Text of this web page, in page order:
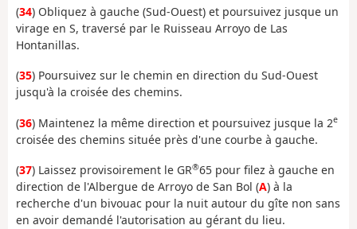
(34) Obliquez à gauche (Sud-Ouest) et poursuivez jusque un
virage en S, traversé par le Ruisseau Arroyo de Las
Hontanillas.
(35) Poursuivez sur le chemin en direction du Sud-Ouest
jusqu'à la croisée des chemins.
(36) Maintenez la même direction et poursuivez jusque la 2e
croisée des chemins située près d'une courbe à gauche.
(37) Laissez provisoirement le GR®65 pour filez à gauche en
direction de l'Albergue de Arroyo de San Bol (A) à la
recherche d'un bivouac pour la nuit autour du gîte non sans
en avoir demandé l'autorisation au gérant du lieu.